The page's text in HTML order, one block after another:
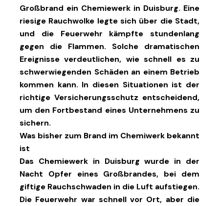
Großbrand ein Chemiewerk in Duisburg. Eine
riesige Rauchwolke legte sich über die Stadt,
und die Feuerwehr kämpfte stundenlang
gegen die Flammen. Solche dramatischen
Ereignisse verdeutlichen, wie schnell es zu
schwerwiegenden Schäden an einem Betrieb
kommen kann. In diesen Situationen ist der
richtige Versicherungsschutz entscheidend,
um den Fortbestand eines Unternehmens zu
sichern.
Was bisher zum Brand im Chemiwerk bekannt
ist
Das Chemiewerk in Duisburg wurde in der
Nacht Opfer eines Großbrandes, bei dem
giftige Rauchschwaden in die Luft aufstiegen.
Die Feuerwehr war schnell vor Ort, aber die